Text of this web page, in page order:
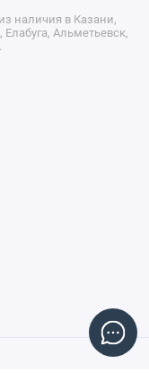
наличия в Казани,
Альметьевск,